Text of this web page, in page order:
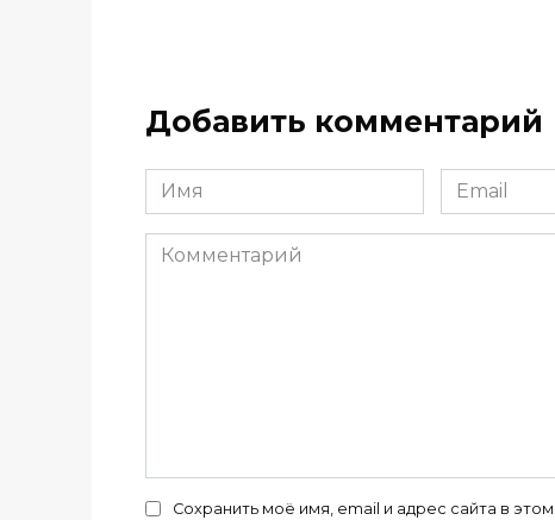
Добавить комментарий
Имя
*
Email
*
Комментарий
Сохранить моё имя, email и адрес сайта в